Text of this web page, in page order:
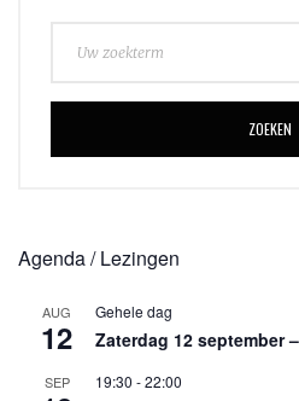
ZOEKEN
Agenda / Lezingen
AUG
12
Gehele dag
Zaterdag 12 september
SEP 19:30 -22:00